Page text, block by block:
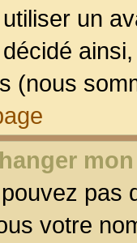
un
(nous
pas
votre